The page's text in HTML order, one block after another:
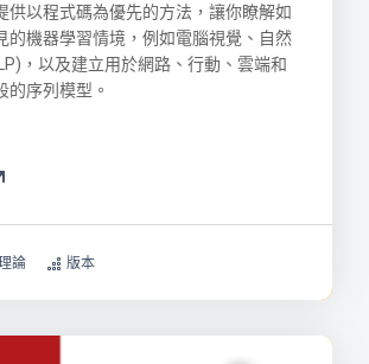
供以程式碼為優先的方法，讓你瞭解如
的機器學習情境，例如電腦視覺、自然
，以及建立用於網路、行動、雲端和
的序列模型。
論 版本